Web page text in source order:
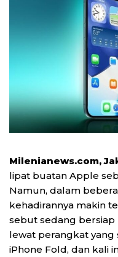
Milenianews.com,
lipat buatan Apple
Namun, dalam
kehadirannya makin
sebut sedang
lewat perangkat yang
iPhone Fold, dan kali